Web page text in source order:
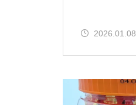
2026.01.08